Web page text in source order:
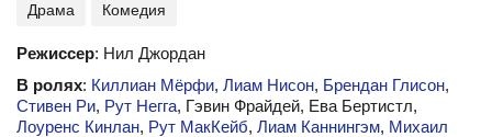
Драма Комедия
Режиссер: Нил Джордан
В ролях: Киллиан Мёрфи, Лиам Нисон, Брендан Глисон,
Стивен Ри, Рут Негга, Гэвин Фрайдей, Ева Бертистл,
Лоуренс Кинлан, Рут МакКейб, Лиам Каннингэм, Михаил